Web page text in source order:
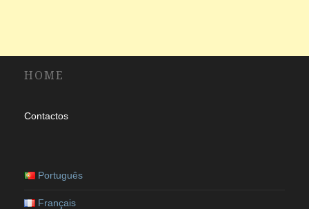
HOME
Contactos
Português
Français